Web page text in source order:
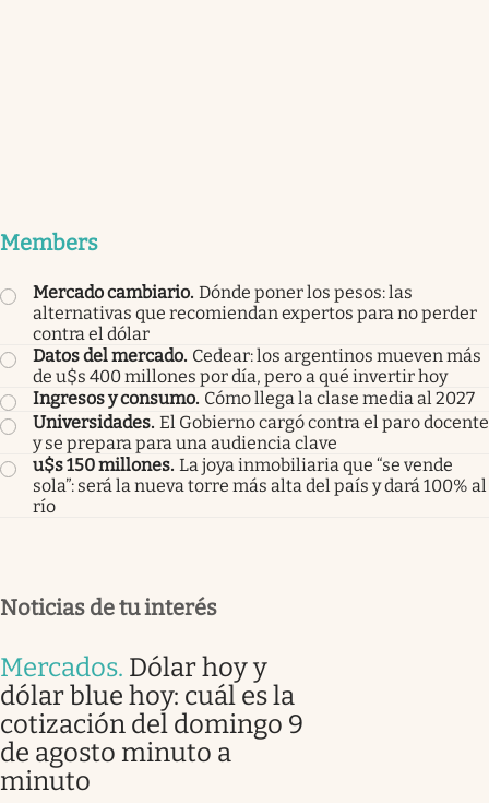
Members
Mercado cambiario. Dónde poner los pesos: las
alternativas que recomiendan expertos para no perder
contra el dólar
Datos del mercado. Cedear: los argentinos mueven más
de u$s 400 millones por día, pero a qué invertir hoy
Ingresos y consumo. Cómo llega la clase media al 2027
Universidades. El Gobierno cargó contra el paro docente
y se prepara para una audiencia clave
u$s 150 millones. La joya inmobiliaria que “se vende
sola”: será la nueva torre más alta del país y dará 100% al
río
Noticias de tu interés
Mercados. Dólar hoy y
dólar blue hoy: cuál es la
cotización del domingo 9
de agosto minuto a
minuto